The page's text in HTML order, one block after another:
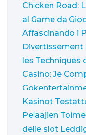
Chicken Road:
al Game da
Affascinando i
Divertissement
les Techniques
Casino: Je
Kasinot
Pelaajien
delle slot